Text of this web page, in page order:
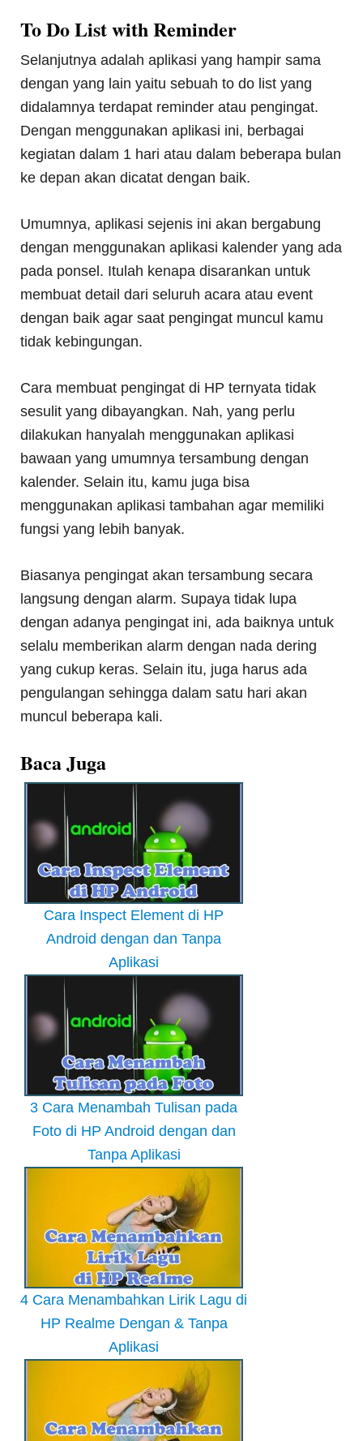
To Do List with Reminder
Selanjutnya adalah aplikasi yang hampir sama
dengan yang lain yaitu sebuah to do list yang
didalamnya terdapat reminder atau pengingat.
Dengan menggunakan aplikasi ini, berbagai
kegiatan dalam 1 hari atau dalam beberapa bulan
ke depan akan dicatat dengan baik.
Umumnya, aplikasi sejenis ini akan bergabung
dengan menggunakan aplikasi kalender yang ada
pada ponsel. Itulah kenapa disarankan untuk
membuat detail dari seluruh acara atau event
dengan baik agar saat pengingat muncul kamu
tidak kebingungan.
Cara membuat pengingat di HP ternyata tidak
sesulit yang dibayangkan. Nah, yang perlu
dilakukan hanyalah menggunakan aplikasi
bawaan yang umumnya tersambung dengan
kalender. Selain itu, kamu juga bisa
menggunakan aplikasi tambahan agar memiliki
fungsi yang lebih banyak.
Biasanya pengingat akan tersambung secara
langsung dengan alarm. Supaya tidak lupa
dengan adanya pengingat ini, ada baiknya untuk
selalu memberikan alarm dengan nada dering
yang cukup keras. Selain itu, juga harus ada
pengulangan sehingga dalam satu hari akan
muncul beberapa kali.
Baca Juga
Cara Inspect Element di HP
Android dengan dan Tanpa
Aplikasi
3 Cara Menambah Tulisan pada
Foto di HP Android dengan dan
Tanpa Aplikasi
4 Cara Menambahkan Lirik Lagu di
HP Realme Dengan & Tanpa
Aplikasi